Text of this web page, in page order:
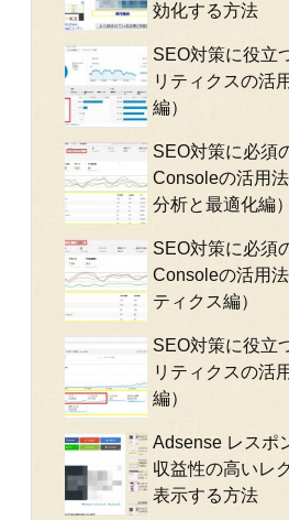
効化する方法
SEO対策に役立
リティクスの活
編）
SEO対策に必須
Consoleの活用
分析と最適化編）
SEO対策に必須
Consoleの活用
ティクス編）
SEO対策に役立
リティクスの活
編）
Adsense レスポ
収益性の高いレ
表示する方法